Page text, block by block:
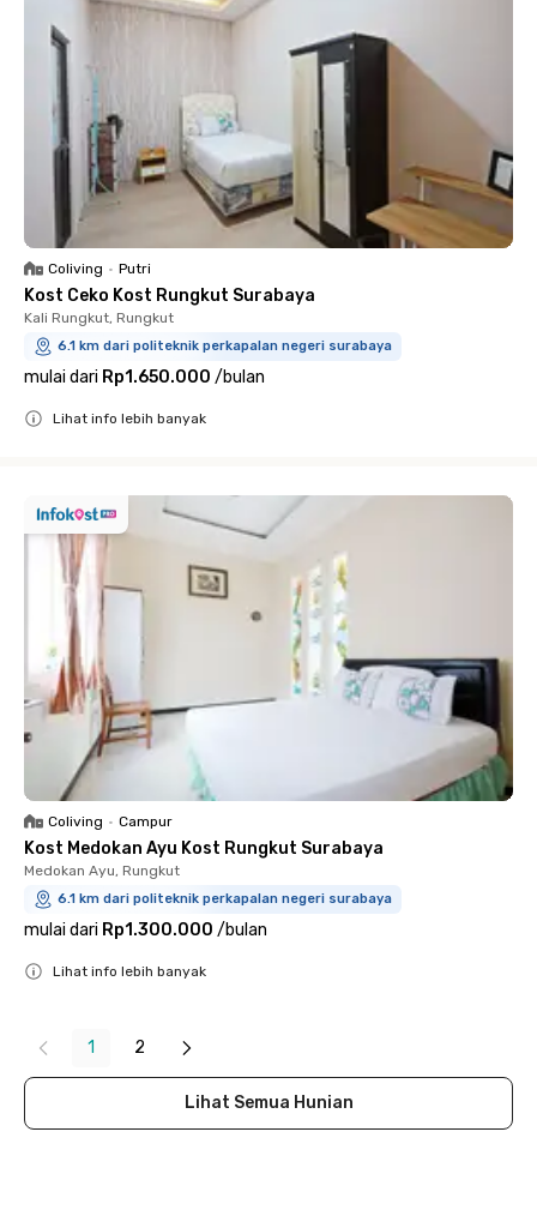
Coliving • Putri
Kost Ceko Kost Rungkut Surabaya
Kali Rungkut, Rungkut
6.1 km dari politeknik perkapalan negeri surabaya
mulai dari Rp1.650.000 /bulan
Lihat info lebih banyak
Coliving • Campur
Kost Medokan Ayu Kost Rungkut Surabaya
Medokan Ayu, Rungkut
6.1 km dari politeknik perkapalan negeri surabaya
mulai dari Rp1.300.000 /bulan
Lihat info lebih banyak
1 2
Lihat Semua Hunian